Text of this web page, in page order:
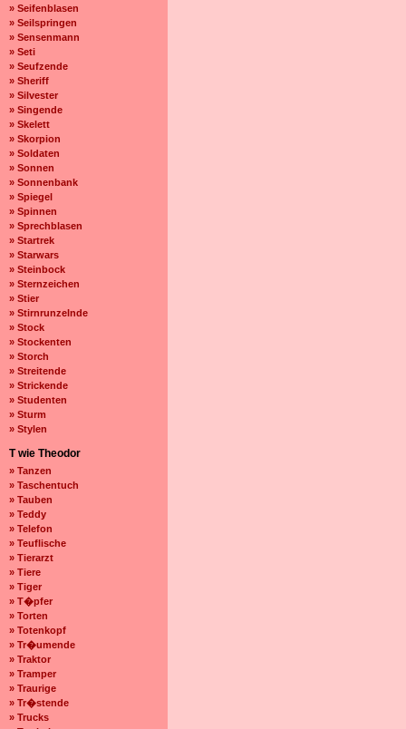
» Seifenblasen
» Seilspringen
» Sensenmann
» Seti
» Seufzende
» Sheriff
» Silvester
» Singende
» Skelett
» Skorpion
» Soldaten
» Sonnen
» Sonnenbank
» Spiegel
» Spinnen
» Sprechblasen
» Startrek
» Starwars
» Steinbock
» Sternzeichen
» Stier
» Stirnrunzelnde
» Stock
» Stockenten
» Storch
» Streitende
» Strickende
» Studenten
» Sturm
» Stylen
T wie Theodor
» Tanzen
» Taschentuch
» Tauben
» Teddy
» Telefon
» Teuflische
» Tierarzt
» Tiere
» Tiger
» T�pfer
» Torten
» Totenkopf
» Tr�umende
» Traktor
» Tramper
» Traurige
» Tr�stende
» Trucks